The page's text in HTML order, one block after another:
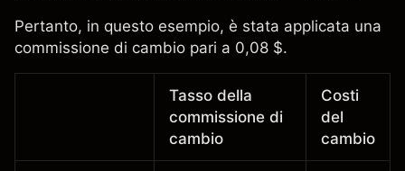
Pertanto, in questo esempio, è stata applicata una
commissione di cambio pari a 0,08 $.
Tasso della
commissione di
cambio
Costi
del
cambio